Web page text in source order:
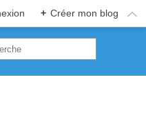
+ Créer mon blog